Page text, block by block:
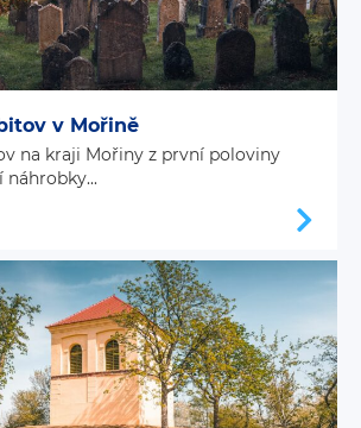
v Mořině
na kraji Mořiny z první poloviny
náhrobky...